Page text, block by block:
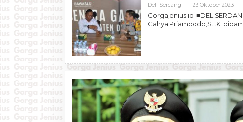
Deli Serdang | 23 Oktober 2023Oleh
Gorgajenius.id.
Cahya Priambodo,S.I.K.